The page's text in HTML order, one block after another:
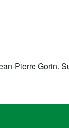
Pierre Gorin.